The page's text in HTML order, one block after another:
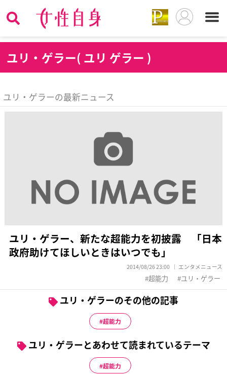
ユリ・ゲラー( ユリ ゲラー )
ユリ・ゲラーの最新ニュース
ユリ・ゲラー、新たな超能力を初披露 「日本
政府助けてほしいときはいつでも」
2014/08/26 23:00 エンタメニュース
超能力 ユリ・ゲラー
ユリ・ゲラーのその他の記事
超能力
ユリ・ゲラーとあわせて読まれているテーマ
超能力